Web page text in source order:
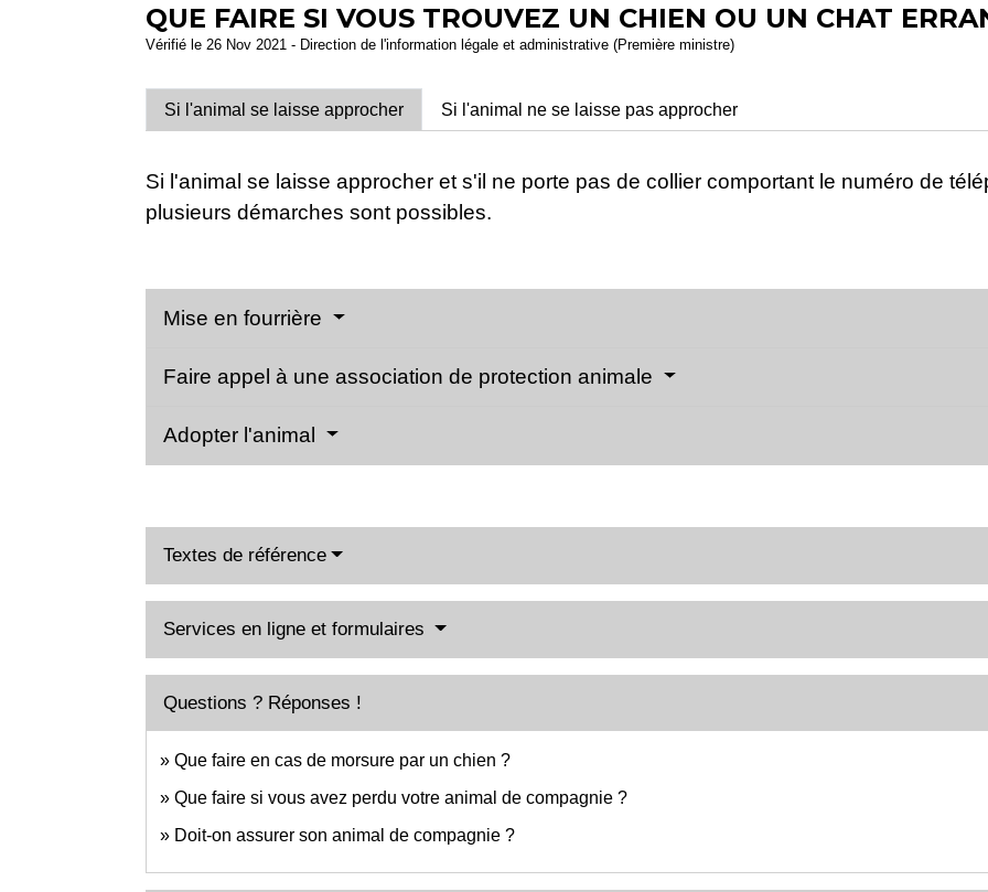
QUE FAIRE SI VOUS TROUVEZ UN CHIEN OU UN CHAT
Vérifié le 26 Nov 2021 - Direction de l'information légale et administrative (Première ministre)
Si l'animal se laisse approcher Si l'animal ne se laisse pas approcher
Si l'animal se laisse approcher et s'il ne porte pas de collier comportant le numéro de
plusieurs démarches sont possibles.
Mise en fourrière
Faire appel à une association de protection animale
Adopter l'animal
Textes de référence
Services en ligne et formulaires
Questions ? Réponses !
Que faire en cas de morsure par un chien ?
Que faire si vous avez perdu votre animal de compagnie ?
Doit-on assurer son animal de compagnie ?